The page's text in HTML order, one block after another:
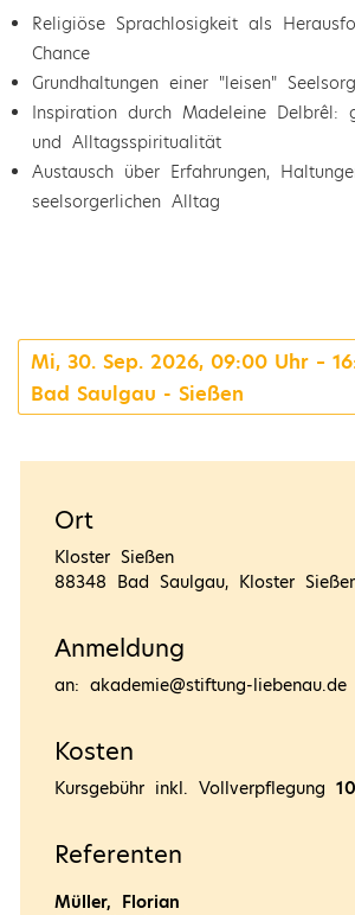
Religiöse Sprachlosigkeit als
Chance
Grundhaltungen einer "leisen"
Inspiration durch Madeleine Delbrêl:
und Alltagsspiritualität
Austausch über Erfahrungen,
seelsorgerlichen Alltag
Mi, 30. Sep. 2026, 09:00 Uhr –
Bad Saulgau - Sießen
Ort
Kloster Sießen
88348 Bad Saulgau, Kloster
Anmeldung
an: akademie@stiftung-liebenau.de
Kosten
Kursgebühr inkl. Vollverpflegung
Referenten
Müller, Florian